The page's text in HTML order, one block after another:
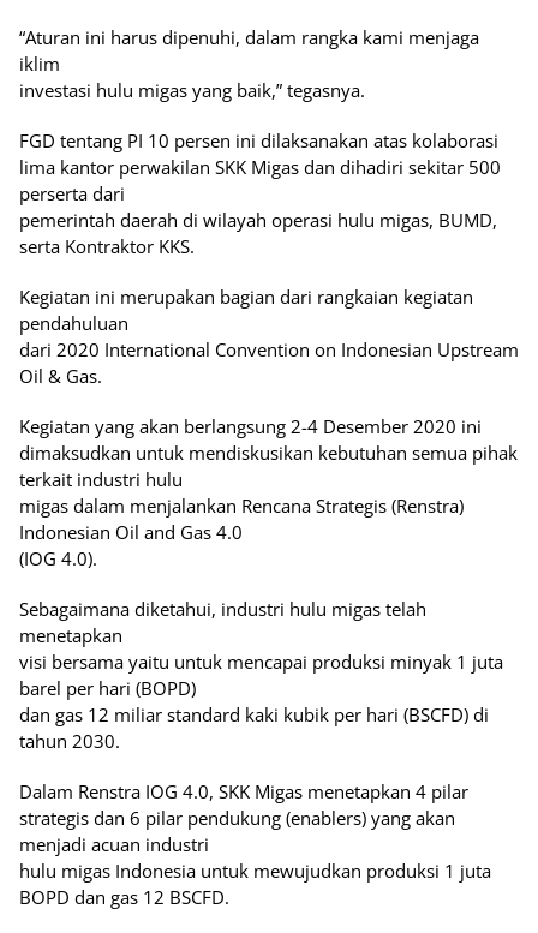
“Aturan ini harus dipenuhi, dalam rangka kami menjaga
iklim
investasi hulu migas yang baik,” tegasnya.
FGD tentang PI 10 persen ini dilaksanakan atas kolaborasi
lima kantor perwakilan SKK Migas dan dihadiri sekitar 500
perserta dari
pemerintah daerah di wilayah operasi hulu migas, BUMD,
serta Kontraktor KKS.
Kegiatan ini merupakan bagian dari rangkaian kegiatan
pendahuluan
dari 2020 International Convention on Indonesian Upstream
Oil & Gas.
Kegiatan yang akan berlangsung 2-4 Desember 2020 ini
dimaksudkan untuk mendiskusikan kebutuhan semua pihak
terkait industri hulu
migas dalam menjalankan Rencana Strategis (Renstra)
Indonesian Oil and Gas 4.0
(IOG 4.0).
Sebagaimana diketahui, industri hulu migas telah
menetapkan
visi bersama yaitu untuk mencapai produksi minyak 1 juta
barel per hari (BOPD)
dan gas 12 miliar standard kaki kubik per hari (BSCFD) di
tahun 2030.
Dalam Renstra IOG 4.0, SKK Migas menetapkan 4 pilar
strategis dan 6 pilar pendukung (enablers) yang akan
menjadi acuan industri
hulu migas Indonesia untuk mewujudkan produksi 1 juta
BOPD dan gas 12 BSCFD.